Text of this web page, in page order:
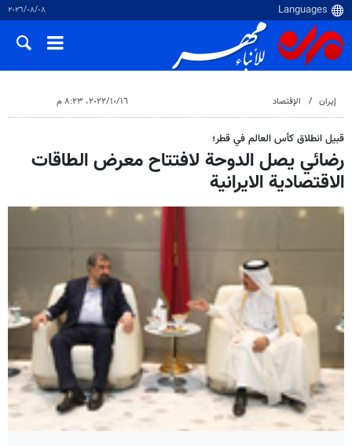
٠٨‏/٠٨‏/٢٠٢٦
إيران الإقتصاد ١٦‏/١٠‏/٢٠٢٢، ٨:٢٣ م
قبيل انطلاق كأس العالم في قطر؛
رضائي يصل الدوحة لافتتاح معرض الطاقات
الاقتصادية الايرانية